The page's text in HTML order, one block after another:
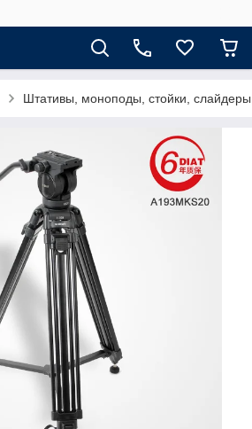
Штативы, моноподы, стойки, слайдеры